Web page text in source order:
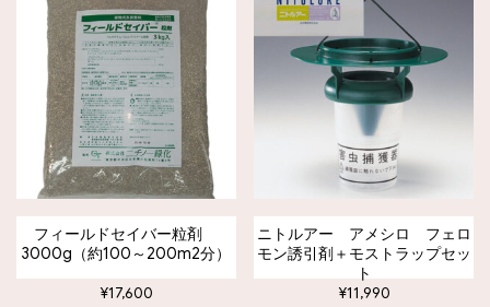
フィールドセイバー粒剤
3000g（約100～200m2分）
¥17,600
ニトルアー アメシロ フェロ
モン誘引剤＋モストラップセッ
ト
¥11,990